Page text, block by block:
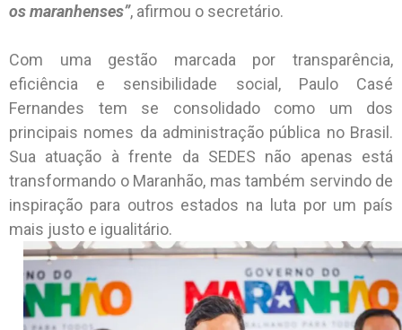
os maranhenses”, afirmou o secretário.
Com uma gestão marcada por transparência,
eficiência e sensibilidade social, Paulo Casé
Fernandes tem se consolidado como um dos
principais nomes da administração pública no Brasil.
Sua atuação à frente da SEDES não apenas está
transformando o Maranhão, mas também servindo de
inspiração para outros estados na luta por um país
mais justo e igualitário.